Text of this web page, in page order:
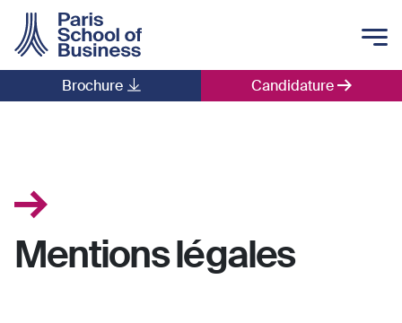
Candidature
Brochure
Mentions légales